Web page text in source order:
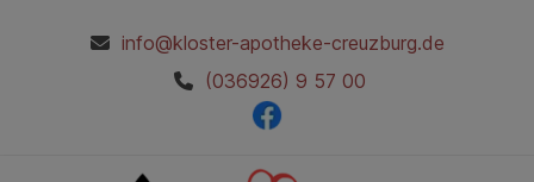
info@kloster-apotheke-creuzburg.de
(036926) 9 57 00